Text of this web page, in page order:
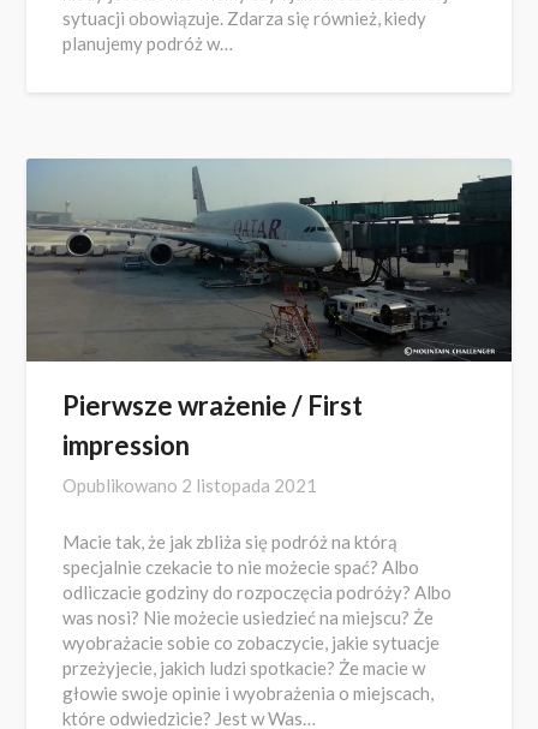
sytuacji obowiązuje. Zdarza się również, kiedy
planujemy podróż w…
Pierwsze wrażenie / First
impression
Opublikowano 2 listopada 2021
Macie tak, że jak zbliża się podróż na którą
specjalnie czekacie to nie możecie spać? Albo
odliczacie godziny do rozpoczęcia podróży? Albo
was nosi? Nie możecie usiedzieć na miejscu? Że
wyobrażacie sobie co zobaczycie, jakie sytuacje
przeżyjecie, jakich ludzi spotkacie? Że macie w
głowie swoje opinie i wyobrażenia o miejscach,
które odwiedzicie? Jest w Was…